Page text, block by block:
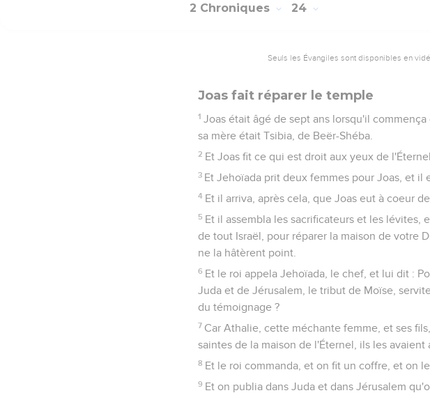
2 Chroniques 24
Seuls les Évangiles sont disponibles en
Joas fait réparer le temple
1 Joas était âgé de sept ans lorsqu'il
sa mère était Tsibia, de Beër-Shéba.
2 Et Joas fit ce qui est droit aux yeux de
3 Et Jehoïada prit deux femmes pour Joas, et il
4 Et il arriva, après cela, que Joas eut à coeur
5 Et il assembla les sacrificateurs et les
de tout Israël, pour réparer la maison de votre
ne la hâtèrent point.
6 Et le roi appela Jehoïada, le chef, et lui dit :
Juda et de Jérusalem, le tribut de Moïse,
du témoignage ?
7 Car Athalie, cette méchante femme, et ses
saintes de la maison de l'Éternel, ils les avaient
8 Et le roi commanda, et on fit un coffre, et on
9 Et on publia dans Juda et dans Jérusalem